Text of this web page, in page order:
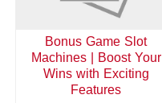
Bonus Game Slot
Machines | Boost Your
Wins with Exciting
Features